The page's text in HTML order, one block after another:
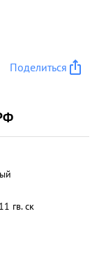
Поделиться
11 гв. ск